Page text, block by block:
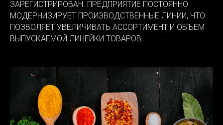
ЗАРЕГИСТРИРОВАН. ПРЕДПРИЯТИЕ ПОСТОЯННО
МОДЕРНИЗИРУЕТ ПРОИЗВОДСТВЕННЫЕ ЛИНИИ, ЧТО
ПОЗВОЛЯЕТ УВЕЛИЧИВАТЬ АССОРТИМЕНТ И ОБЪЕМ
ВЫПУСКАЕМОЙ ЛИНЕЙКИ ТОВАРОВ.